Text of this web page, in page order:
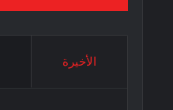
الأخيرة